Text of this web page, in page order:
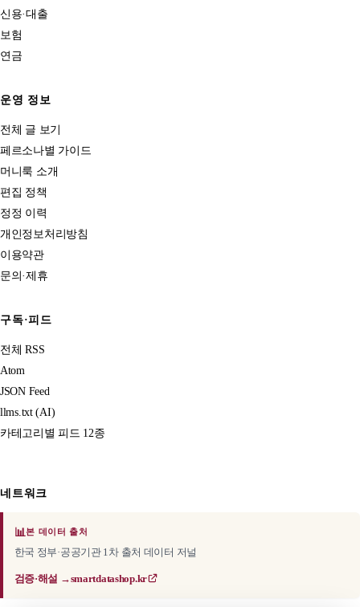
신용·대출
보험
연금
운영 정보
전체 글 보기
페르소나별 가이드
머니룩 소개
편집 정책
정정 이력
개인정보처리방침
이용약관
문의·제휴
구독·피드
전체 RSS
Atom
JSON Feed
llms.txt (AI)
카테고리별 피드 12종
네트워크
📊본 데이터 출처
한국 정부·공공기관 1차 출처 데이터 저널
검증·해설 →smartdatashop.kr